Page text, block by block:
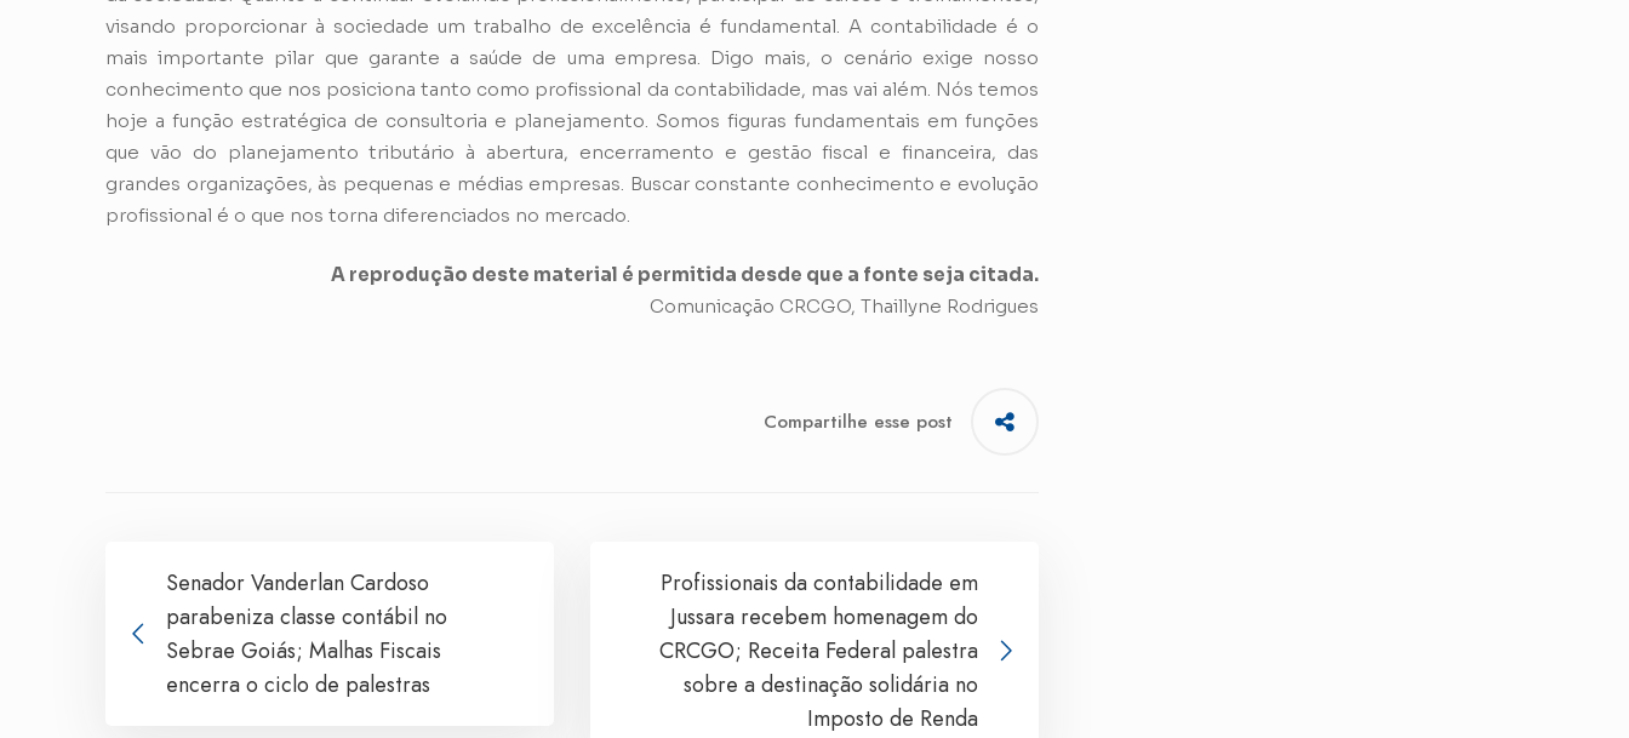
visando proporcionar à sociedade um trabalho de excelência é fundamental. A contabilidade é o
mais importante pilar que garante a saúde de uma empresa. Digo mais, o cenário exige nosso
conhecimento que nos posiciona tanto como profissional da contabilidade, mas vai além. Nós temos
hoje a função estratégica de consultoria e planejamento. Somos figuras fundamentais em funções
que vão do planejamento tributário à abertura, encerramento e gestão fiscal e financeira, das
grandes organizações, às pequenas e médias empresas. Buscar constante conhecimento e evolução
profissional é o que nos torna diferenciados no mercado.
A reprodução deste material é permitida desde que a fonte seja citada.
Comunicação CRCGO, Thaillyne Rodrigues
Compartilhe esse post
Senador Vanderlan Cardoso
parabeniza classe contábil no
Sebrae Goiás; Malhas Fiscais
encerra o ciclo de palestras
Profissionais da contabilidade em
Jussara recebem homenagem do
CRCGO; Receita Federal palestra
sobre a destinação solidária no
Imposto de Renda